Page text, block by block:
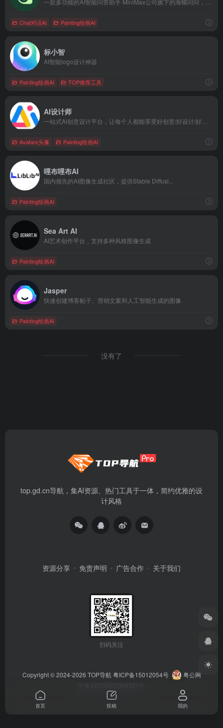
Chat对话AI Painting绘画AI
标小智
AI智能logo设计神器
Painting绘画AI TOP推荐工具
AI设计师
Avatars头像 Painting绘画AI
哩布哩布AI
国内领先的AI图像生成社区，提供Stable Diffusi...
Painting绘画AI
Sea Art AI
AI艺术创作平台，支持多种风格图像生成
Painting绘画AI
Jasper
快速创建博客帖子、营销文案和人工智能生成的图像
Painting绘画AI
没有了
top.gd.cn导航，集AI资源、热门工具于一体，简约优雅的设
计风格
资源分享 免责声明 广告合作 关于我们
扫码关注
Copyright © 2024-2026 TOP导航 粤ICP备15012054号
粤公网
首页 投稿 我的